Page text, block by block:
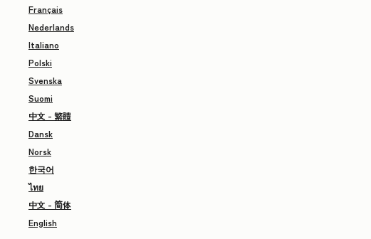
Français
Nederlands
Italiano
Polski
Svenska
Suomi
中文 - 繁體
Dansk
Norsk
한국어
ไทย
中文 - 简体
English